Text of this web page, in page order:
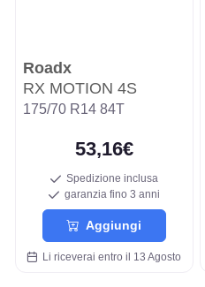
Roadx
RX MOTION 4S
175/70 R14 84T
53,16€
Spedizione inclusa
garanzia fino 3 anni
Aggiungi
Li riceverai entro il 13 Agosto